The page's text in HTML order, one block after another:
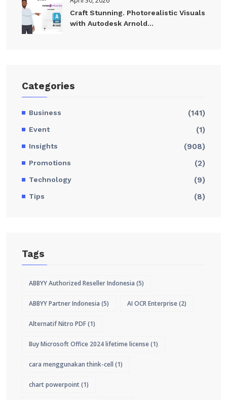
Craft Stunning. Photorealistic Visuals
with Autodesk Arnold...
Categories
Business (141)
Event (1)
Insights (908)
Promotions (2)
Technology (9)
Tips (8)
Tags
ABBYY Authorized Reseller Indonesia (5)
ABBYY Partner Indonesia (5) AI OCR Enterprise(2)
Alternatif Nitro PDF(1)
Buy Microsoft Office 2024 lifetime license(1)
cara menggunakan think-cell (1)
chart powerpoint(1)